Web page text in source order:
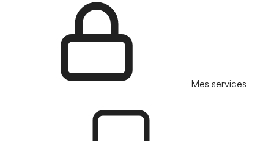
Mes services